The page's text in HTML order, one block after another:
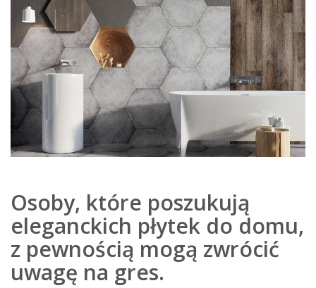
Osoby, które poszukują
eleganckich płytek do domu,
z pewnością mogą zwrócić
uwagę na gres.